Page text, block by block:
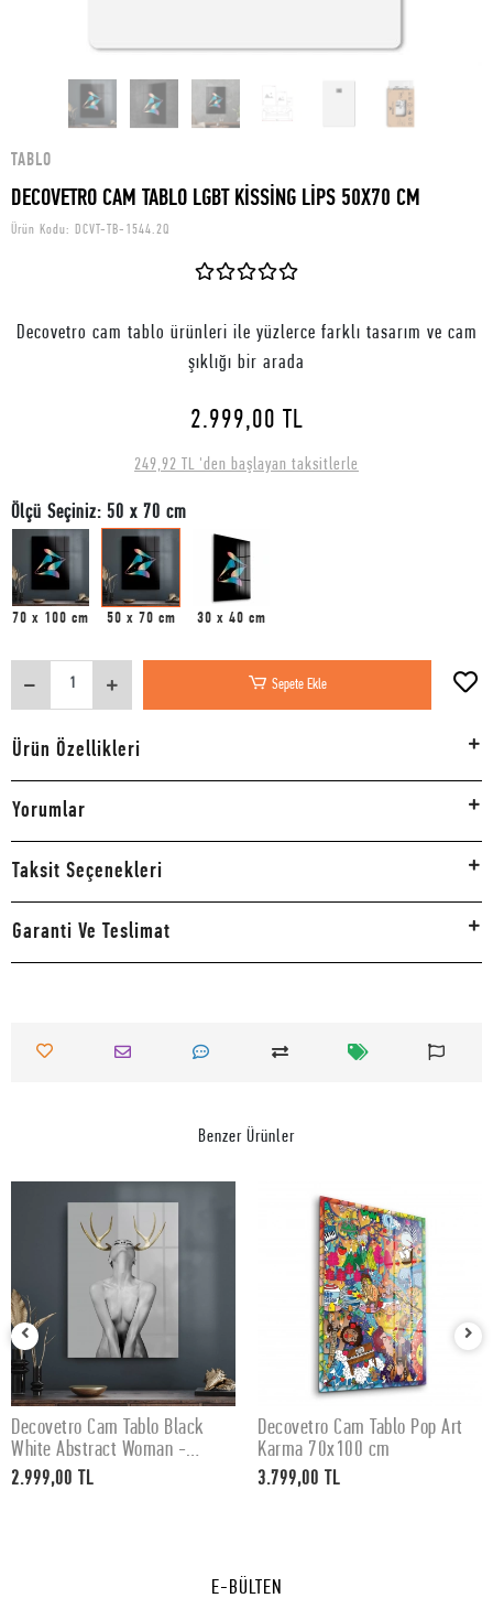
TABLO
DECOVETRO CAM TABLO LGBT KİSSİNG LİPS 50X70 CM
Ürün Kodu: DCVT-TB-1544.2Q
Decovetro cam tablo ürünleri ile yüzlerce farklı tasarım ve cam
şıklığı bir arada
2.999,00 TL
249,92 TL 'den başlayan taksitlerle
Ölçü Seçiniz: 50 x 70 cm
70 x 100 cm 50 x 70 cm 30 x 40 cm
Sepete Ekle
Ürün Özellikleri
Yorumlar
Taksit Seçenekleri
Garanti Ve Teslimat
Benzer Ürünler
SEPETE EKLE
Decovetro Cam Tablo Black
White Abstract Woman -
50x70 cm
2.999,00 TL
SEPETE EKLE
Decovetro Cam Tablo Pop Art
Karma 70x100 cm
3.799,00 TL
E-BÜLTEN